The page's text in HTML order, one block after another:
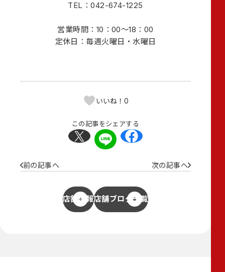
TEL：042-674-1225
営業時間：10：00～18：00
定休日：毎週火曜日・水曜日
いいね！ 0
この記事をシェアする
前の記事へ 次の記事へ
店舗情報店舗ブログ一覧